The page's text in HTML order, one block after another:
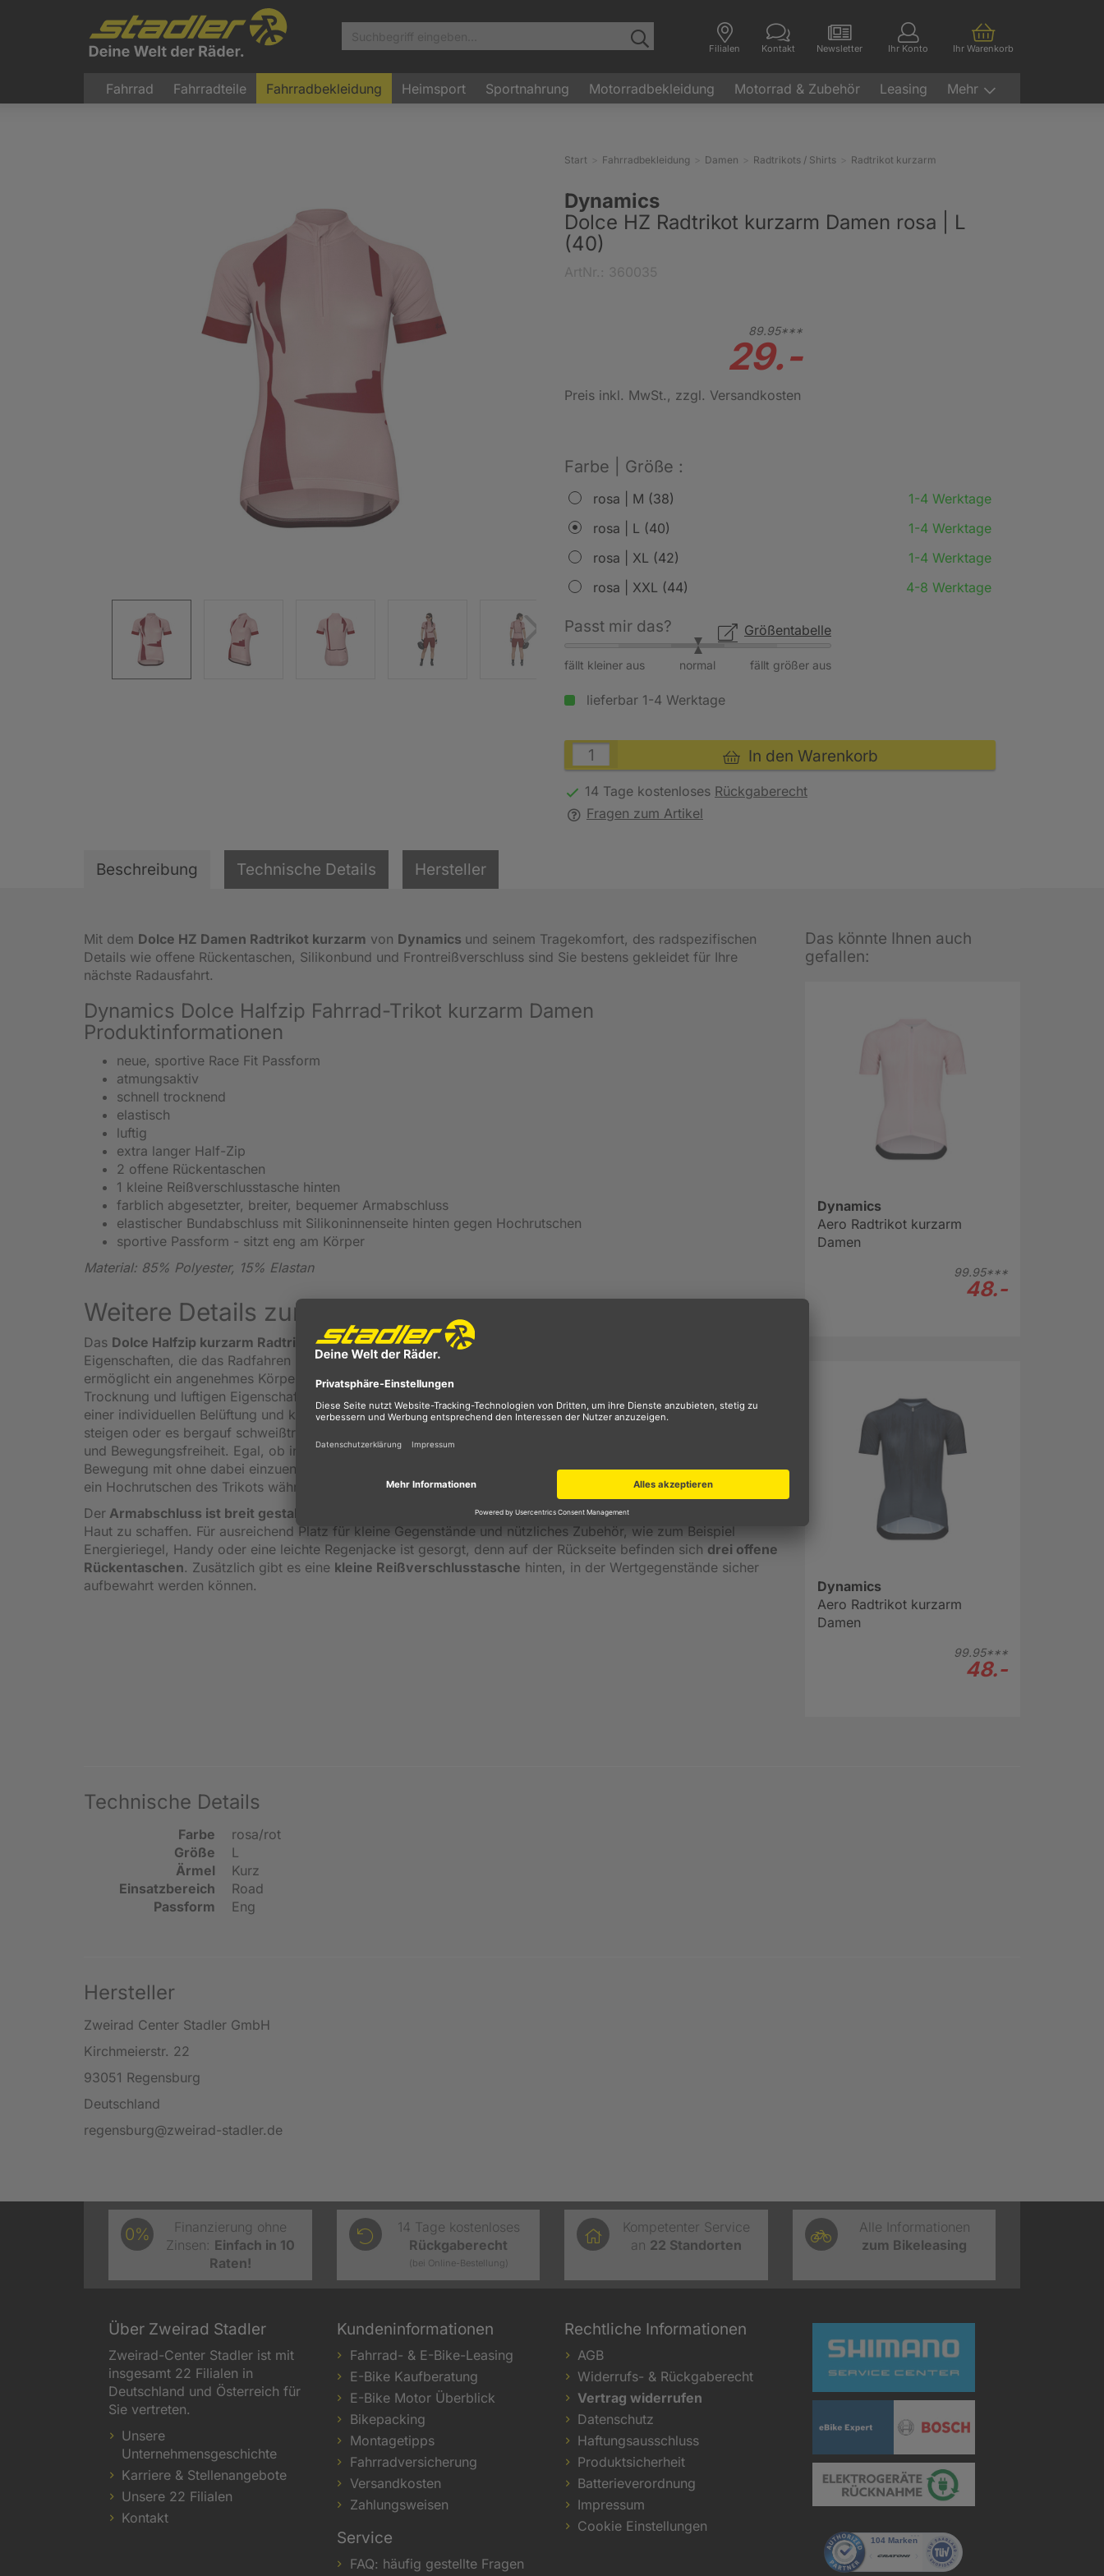
Filialen Kontakt Newsletter Ihr Konto Ihr Warenkorb
Fahrrad Fahrradteile Fahrradbekleidung Heimsport Sportnahrung Motorradbekleidung Motorrad & Zubehör Leasing Mehr
Start Fahrradbekleidung Damen Radtrikots / Shirts Radtrikot kurzarm
Dynamics
Dolce HZ Radtrikot kurzarm Damen rosa | L
(40)
89.95***
29.-
Preis inkl. MwSt., zzgl. Versandkosten
Farbe | Größe :
rosa | M (38)
1-4 Werktage
rosa | L (40)
1-4 Werktage
rosa | XL (42)
1-4 Werktage
rosa | XXL (44)
4-8 Werktage
Größentabelle
Passt mir das?
fällt kleiner aus fällt größer aus
normal
lieferbar 1-4 Werktage
In den Warenkorb
14 Tage kostenloses Rückgaberecht
Fragen zum Artikel
Beschreibung Technische Details Hersteller
Mit dem Dolce HZ Damen Radtrikot kurzarm von Dynamics und seinem Tragekomfort, des radspezifischen
Details wie offene Rückentaschen, Silikonbund und Frontreißverschluss sind Sie bestens gekleidet für Ihre
nächste Radausfahrt.
Dynamics Dolce Halfzip Fahrrad-Trikot kurzarm Damen
Produktinformationen
neue, sportive Race Fit Passform
atmungsaktiv
schnell trocknend
elastisch
luftig
extra langer Half-Zip
2 offene Rückentaschen
1 kleine Reißverschlusstasche hinten
farblich abgesetzter, breiter, bequemer Armabschluss
elastischer Bundabschluss mit Silikoninnenseite hinten gegen Hochrutschen
sportive Passform - sitzt eng am Körper
Material: 85% Polyester, 15% Elastan
Weitere Details zum Bike-Trikot Dolce HZ von Dynamics
Das Dolce Halfzip kurzarm RadtrikotvonDynamicsüberzeugt durch seine Vielzahl an praktischen
Eigenschaften, die das Radfahren noch angenehmer und komfortabler machen. Sein Funktionsmaterial
ermöglicht ein angenehmes Körperklima und ein trockenes Tragegefühl dank Atmungsaktivität, schneller
Trocknung und luftigen Eigenschaften des Gewebes. Ein
einer individuellen Belüftung und kann nach Bedarf geöffnet oder geschlossen werden, wenn die Temperaturen
steigen oder es bergauf schweißtreibend wird. Die
und Bewegungsfreiheit. Egal, ob in der vorgebeugter oder entspannter Fahrposition, das Trikot macht jede
Bewegung mit ohne dabei einzuengen. Dabei verhindert der
auf der Innenseite des Hüftbundes
ein Hochrutschen des Trikots während der Fahrt.
Der Armabschluss ist breit gestaltet
, um nicht einzuschneiden und einen angenehmen Übergang von Stoff zu
Haut zu schaffen. Für ausreichend Platz für kleine Gegenstände und nützliches Zubehör, wie zum Beispiel
Energieriegel, Handy oder eine leichte Regenjacke ist gesorgt, denn auf der Rückseite befinden sich drei offene
Rückentaschen. Zusätzlich gibt es eine kleine Reißverschlusstasche hinten, in der Wertgegenstände sicher
aufbewahrt werden können.
Das könnte Ihnen auch
gefallen:
Dynamics
Aero Radtrikot kurzarm
Damen
99.95***
48.-
Dynamics
Aero Radtrikot kurzarm
Damen
99.95***
48.-
Technische Details
Farbe
rosa/rot
Größe
L
Ärmel
Kurz
Einsatzbereich
Road
Passform
Eng
Hersteller
Zweirad Center Stadler GmbH
Kirchmeierstr. 22
93051 Regensburg
Deutschland
regensburg@zweirad-stadler.de
0%
Finanzierung ohne
Zinsen: Einfach in 10
Raten!
14 Tage kostenloses
Rückgaberecht
(bei Online-Bestellung)
Kompetenter Service
an 22 Standorten
Alle Informationen
zum Bikeleasing
Über Zweirad Stadler
Zweirad-Center Stadler ist mit
insgesamt 22 Filialen in
Deutschland und Österreich für
Sie vertreten.
Unsere
Unternehmensgeschichte
Karriere & Stellenangebote
Unsere 22 Filialen
Kontakt
Kundeninformationen
Fahrrad- & E-Bike-Leasing
E-Bike Kaufberatung
E-Bike Motor Überblick
Bikepacking
Montagetipps
Fahrradversicherung
Versandkosten
Zahlungsweisen
Service
FAQ: häufig gestellte Fragen
Rechtliche Informationen
AGB
Widerrufs- & Rückgaberecht
Vertrag widerrufen
Datenschutz
Haftungsausschluss
Produktsicherheit
Batterieverordnung
Impressum
Cookie Einstellungen